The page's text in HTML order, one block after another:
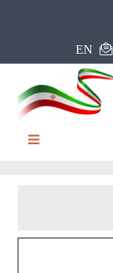
EN